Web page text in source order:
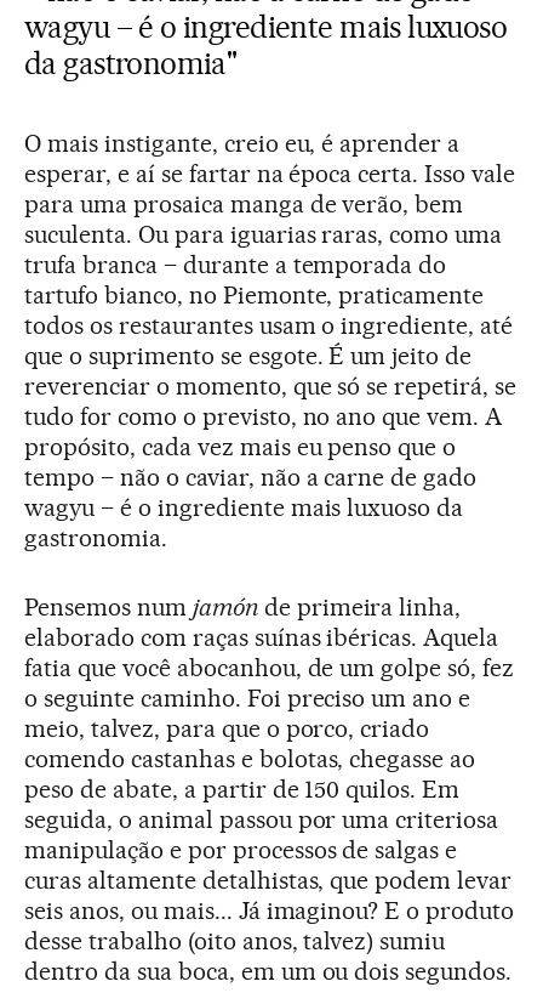
wagyu – é o ingrediente mais luxuoso
da gastronomia"
O mais instigante, creio eu, é aprender a
esperar, e aí se fartar na época certa. Isso vale
para uma prosaica manga de verão, bem
suculenta. Ou para iguarias raras, como uma
trufa branca – durante a temporada do
tartufo bianco, no Piemonte, praticamente
todos os restaurantes usam o ingrediente, até
que o suprimento se esgote. É um jeito de
reverenciar o momento, que só se repetirá, se
tudo for como o previsto, no ano que vem. A
propósito, cada vez mais eu penso que o
tempo – não o caviar, não a carne de gado
wagyu – é o ingrediente mais luxuoso da
gastronomia.
Pensemos num jamónde primeira linha,
elaborado com raças suínas ibéricas. Aquela
fatia que você abocanhou, de um golpe só, fez
o seguinte caminho. Foi preciso um ano e
meio, talvez, para que o porco, criado
comendo castanhas e bolotas, chegasse ao
peso de abate, a partir de 150 quilos. Em
seguida, o animal passou por uma criteriosa
manipulação e por processos de salgas e
curas altamente detalhistas, que podem levar
seis anos, ou mais... Já imaginou? E o produto
desse trabalho (oito anos, talvez) sumiu
dentro da sua boca, em um ou dois segundos.